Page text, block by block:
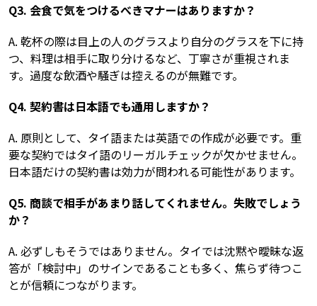
Q3. 会食で気をつけるべきマナーはありますか？
A. 乾杯の際は目上の人のグラスより自分のグラスを下に持
つ、料理は相手に取り分けるなど、丁寧さが重視されま
す。過度な飲酒や騒ぎは控えるのが無難です。
Q4. 契約書は日本語でも通用しますか？
A. 原則として、タイ語または英語での作成が必要です。重
要な契約ではタイ語のリーガルチェックが欠かせません。
日本語だけの契約書は効力が問われる可能性があります。
Q5. 商談で相手があまり話してくれません。失敗でしょう
か？
A. 必ずしもそうではありません。タイでは沈黙や曖昧な返
答が「検討中」のサインであることも多く、焦らず待つこ
とが信頼につながります。